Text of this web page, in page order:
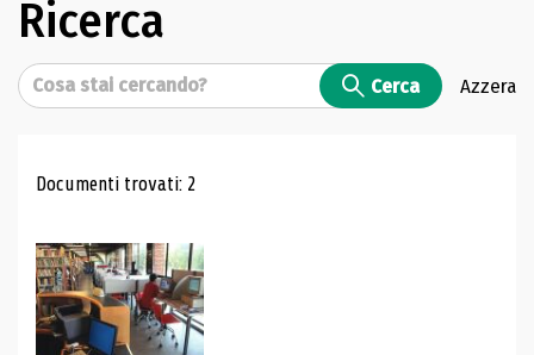
Ricerca
Cerca Cerca Azzera
Risultati di ricerca
Documenti trovati: 2